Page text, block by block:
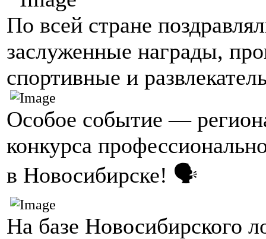
По всей стране
заслуженные награды,
спортивные и
Особое событие —
конкурса
в Новосибирске! 🗣
На базе Новосибирского